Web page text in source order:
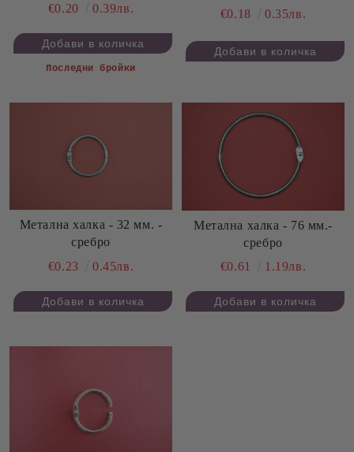
€0.20
0.39лв.
Последни бройки
€0.18
0.35лв.
Метална халка - 32 мм. -
сребро
€0.23
0.45лв.
Метална халка - 76 мм.-
сребро
€0.61
1.19лв.